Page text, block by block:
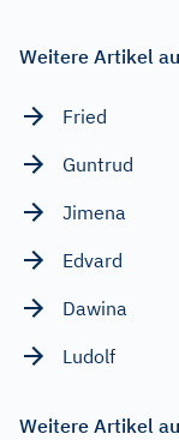
Weitere Artikel
Fried
Guntrud
Jimena
Edvard
Dawina
Ludolf
Weitere Artikel